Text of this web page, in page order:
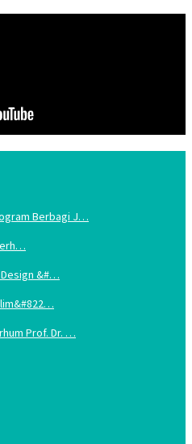
Berbagi J…
&#…
Prof. Dr. …